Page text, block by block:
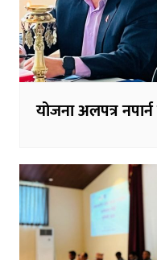
योजना अलपत्र